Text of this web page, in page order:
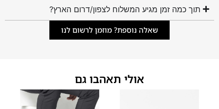
תוך כמה זמן מגיע המשלוח לצפון/דרום הארץ?
שאלה נוספת? מוזמן לרשום לנו
אולי תאהבו גם